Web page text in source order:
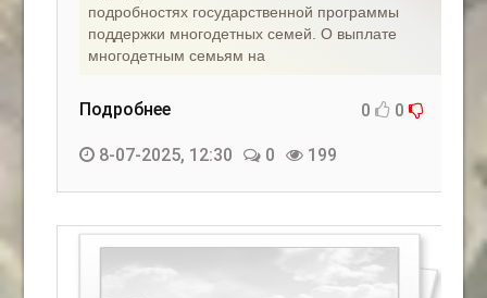
подробностях государственной программы
поддержки многодетных семей. О выплате
многодетным семьям на
Подробнее 0 0
8-07-2025, 12:30 0 199